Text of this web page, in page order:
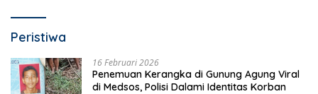
Peristiwa
16 Februari 2026
Penemuan Kerangka di Gunung Agung Viral
di Medsos, Polisi Dalami Identitas Korban